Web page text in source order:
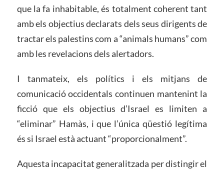
que la fa inhabitable, és totalment coherent tant
amb els objectius declarats dels seus dirigents de
tractar els palestins com a “animals humans” com
amb les revelacions dels alertadors.
I tanmateix, els polítics i els mitjans de
comunicació occidentals continuen mantenint la
ficció que els objectius d’Israel es limiten a
“eliminar” Hamàs, i que l’única qüestió legítima
és si Israel està actuant “proporcionalment”.
Aquesta incapacitat generalitzada per distingir el